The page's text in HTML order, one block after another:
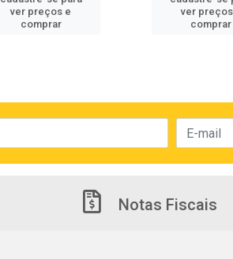
ver preços e
comprar
ver
comprar
Notas Fiscais